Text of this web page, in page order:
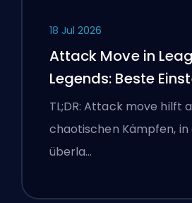
18 Jul 2026
Attack Move in
Legends: Beste
TL;DR: Attack move hilft
chaotischen Kämpfen, in
überla…